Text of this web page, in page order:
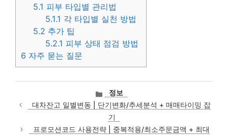
5.1 피부 타입별 관리법
5.1.1 각 타입별 실천 방법
5.2 추가 팁
5.2.1 피부 상태 점검 방법
6 자주 묻는 질문
카
테
고
리
정보
대차잔고 일별변동 | 단기변화/추세분석 + 매매타이밍 잡
기
프로모션코드 사용전략 | 중복적용/최소주문금액 + 최대